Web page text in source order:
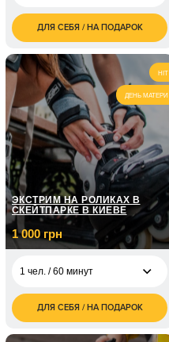
1 050
грн
2 чел. / До 3 часов
2 100
грн
ДЛЯ СЕБЯ / НА ПОДАРОК
HIT
ДЕНЬ МАТЕРИ
ЭКСТРИМ НА РОЛИКАХ В
СКЕЙТПАРКЕ В КИЕВЕ
1 000 грн
1 чел. / 60 минут
1 000
грн
ДЛЯ СЕБЯ / НА ПОДАРОК